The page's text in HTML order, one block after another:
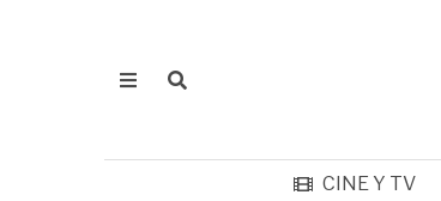
CINE Y TV